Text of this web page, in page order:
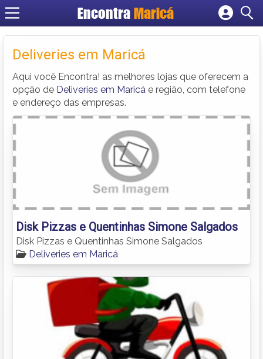
EncontraMaricá
Cadastrar empresa
Criar conta
Deliveries em Maricá
Aqui você Encontra! as melhores lojas que oferecem a
opção de Deliveries em Maricá e região, com telefone
e endereço das empresas.
Disk Pizzas e Quentinhas Simone Salgados
Disk Pizzas e Quentinhas Simone Salgados
Deliveries em Maricá